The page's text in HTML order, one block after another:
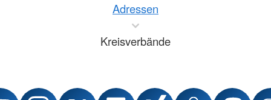
Adressen
Kreisverbände